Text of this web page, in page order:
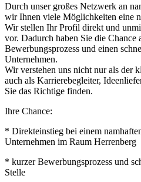
Durch unser großes Netzwerk an
wir Ihnen viele Möglichkeiten eine
Wir stellen Ihr Profil direkt und
vor. Dadurch haben Sie die Chance
Bewerbungsprozess und einen
Unternehmen.
Wir verstehen uns nicht nur als der
auch als Karrierebegleiter,
Sie das Richtige finden.
Ihre Chance:
* Direkteinstieg bei einem
Unternehmen im Raum Herrenberg
* kurzer Bewerbungsprozess und
Stelle